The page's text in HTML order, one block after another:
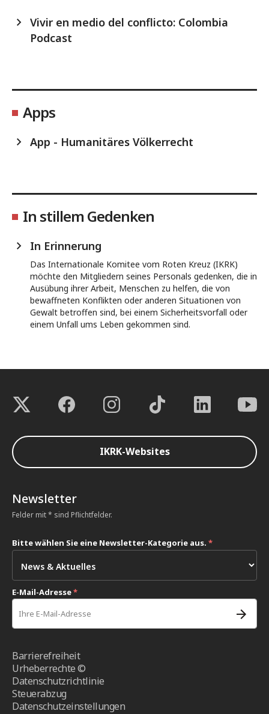
Vivir en medio del conflicto: Colombia
Podcast
Apps
App - Humanitäres Völkerrecht
In stillem Gedenken
In Erinnerung
Das Internationale Komitee vom Roten Kreuz (IKRK)
möchte den Mitgliedern seines Personals gedenken, die in
Ausübung ihrer Arbeit, Menschen zu helfen, die von
bewaffneten Konflikten oder anderen Situationen von
Gewalt betroffen sind, bei einem Sicherheitsvorfall oder
einem Unfall ums Leben gekommen sind.
IKRK-Websites
Newsletter
Felder mit * sind Pflichtfelder.
Bitte wählen Sie eine Newsletter-Kategorie aus. *
E-Mail-Adresse*
Barrierefreiheit
Urheberrechte ©
Datenschutzrichtlinie
Steuerabzug
Datenschutzeinstellungen